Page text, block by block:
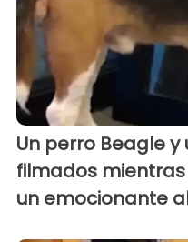
Un perro Beagle
filmados
un emocionante